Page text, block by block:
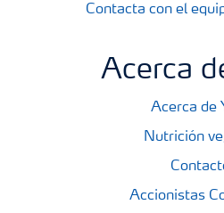
Contacta con el
Acerca
Acerca de
Nutrición
Accionistas